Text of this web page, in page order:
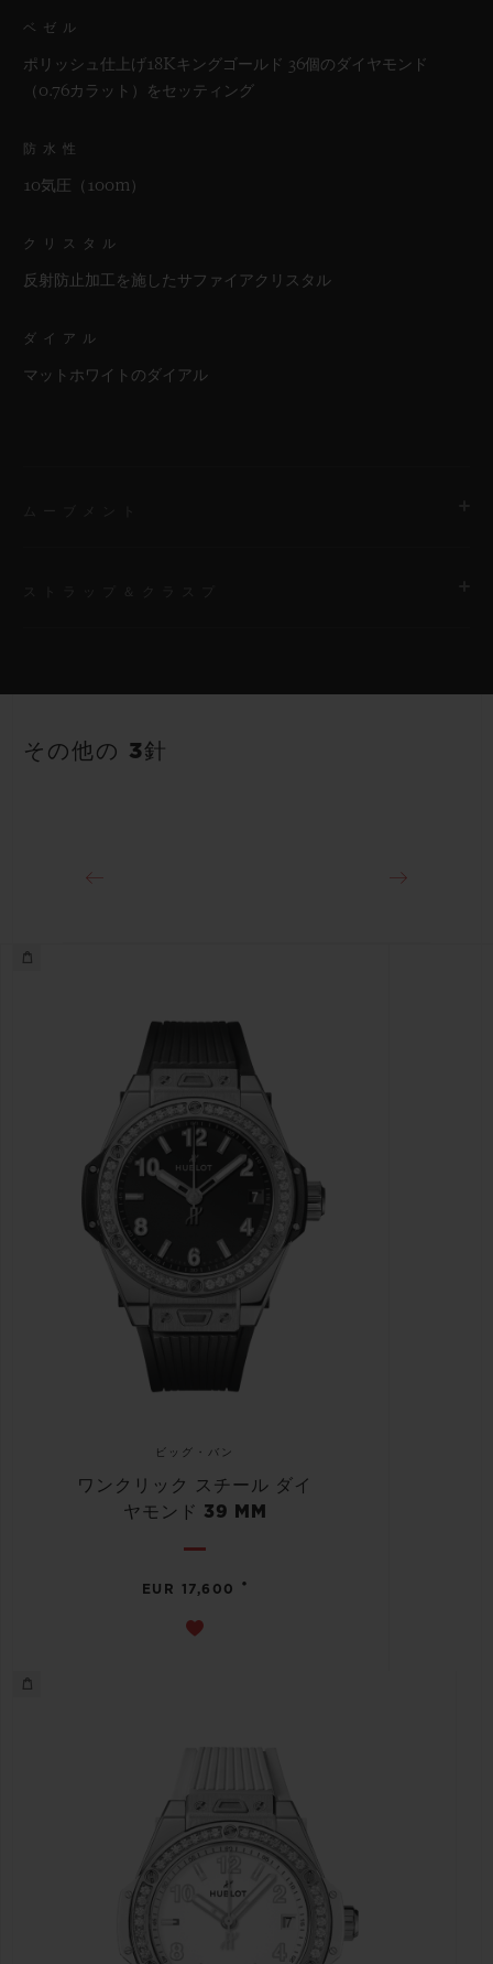
ベゼル
ポリッシュ仕上げ18Kキングゴールド 36個のダイヤモンド
（0.76カラット）をセッティング
防水性
10気圧（100m）
クリスタル
反射防止加工を施したサファイアクリスタル
ダイアル
マットホワイトのダイアル
40時間
ストラップ
その他の 3針
ビッグ・バン
ワンクリック スチール ダイ
ヤモンド 39 MM
EUR 17,600 •